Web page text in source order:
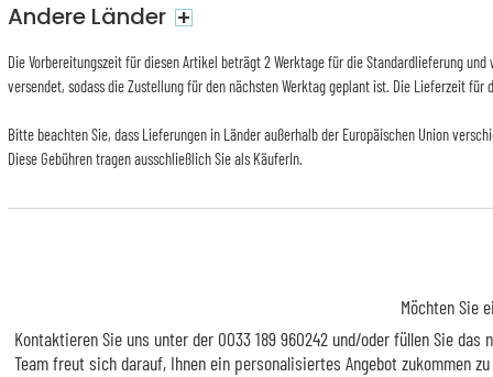
Andere Länder +
Die Vorbereitungszeit für diesen Artikel beträgt 2 Werktage für die Standardlieferung
versendet, sodass die Zustellung für den nächsten Werktag geplant ist. Die Lieferzeit
Bitte beachten Sie, dass Lieferungen in Länder außerhalb der Europäischen Union
Diese Gebühren tragen ausschließlich Sie als KäuferIn.
Möchten Sie
Kontaktieren Sie uns unter der 0033 189 960242 und/oder füllen Sie das
Team freut sich darauf, Ihnen ein personalisiertes Angebot zukommen